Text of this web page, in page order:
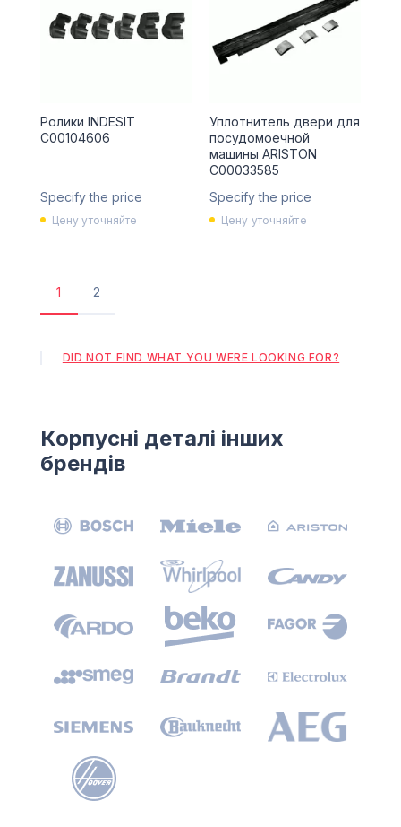
Ролики INDESIT
C00104606
Specify the price
Цену уточняйте
Уплотнитель двери для
посудомоечной
машины ARISTON
C00033585
Specify the price
Цену уточняйте
Поточна
1
Сторінка
2
DID NOT FIND WHAT YOU WERE LOOKING FOR?
Корпусні деталі інших
брендів